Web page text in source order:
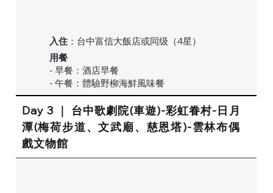
入住：台中富信大飯店或同级（4星）
用餐
- 早餐：酒店早餐
- 午餐：體驗野柳海鮮風味餐
Day 3 ｜ 台中歌劇院(車遊)-彩虹眷村-日月
潭(梅荷步道、文武廟、慈恩塔)-雲林布偶
戲文物館